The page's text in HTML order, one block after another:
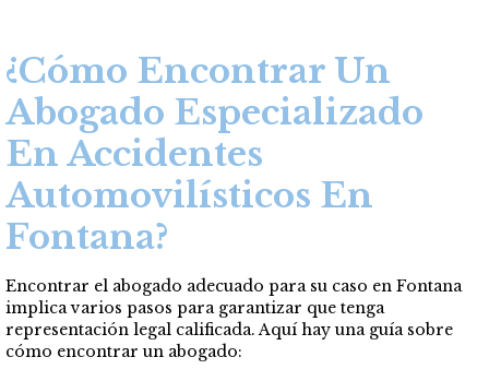
¿Cómo Encontrar Un
Abogado Especializado
En Accidentes
Automovilísticos En
Fontana?
Encontrar el abogado adecuado para su caso en Fontana
implica varios pasos para garantizar que tenga
representación legal calificada. Aquí hay una guía sobre
cómo encontrar un abogado: